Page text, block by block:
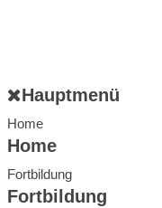
Hauptmenü
Home
Home
Fortbildung
Fortbildung